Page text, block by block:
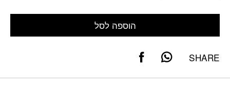
הוספה לסל
SHARE